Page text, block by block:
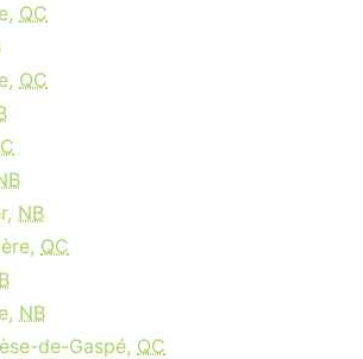
QC
QC
NB
QC
NB
de-Gaspé, QC